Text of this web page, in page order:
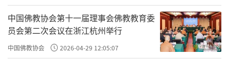
中国佛教协会第十一届理事会佛教教育委
员会第二次会议在浙江杭州举行
中国佛教协会 2026-04-29 12:05:07